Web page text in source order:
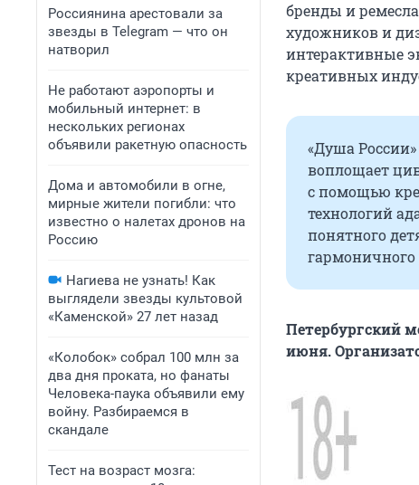
Россиянина арестовали за
звезды в Telegram — что он
натворил
Не работают аэропорты и
мобильный интернет: в
нескольких регионах
объявили ракетную опасность
Дома и автомобили в огне,
мирные жители погибли: что
известно о налетах дронов на
Россию
Нагиева не узнать! Как
выглядели звезды культовой
«Каменской» 27 лет назад
«Колобок» собрал 100 млн за
два дня проката, но фанаты
Человека-паука объявили ему
войну. Разбираемся в
скандале
Тест на возраст мозга:
бренды и
художников и
интерактивные
креативных
«Душа
воплощает
с помощью
технологий
понятного
гармоничного
Петербургский
июня.